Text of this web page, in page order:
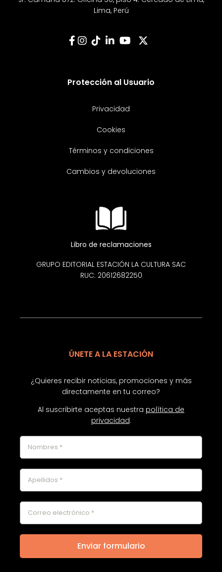
Lima, Perú
Protección al Usuario
Privacidad
Cookies
Términos y condiciones
Cambios y devoluciones
Libro de reclamaciones
GRUPO EDITORIAL ESTACIÓN LA CULTURA SAC
RUC: 20612682250
ÚNETE A LA ESTACIÓN
¿Quieres recibir noticias, promociones y más
directamente en tu correo?
Al suscribirte aceptas nuestra política de
privacidad.